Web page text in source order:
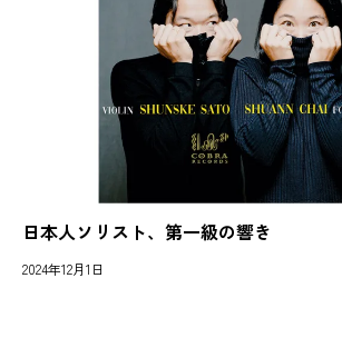
日本人ソリスト、第一級の響き
2024年12月1日